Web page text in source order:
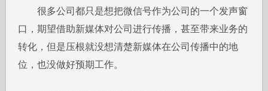
很多公司都只是想把微信号作为公司的一个发声窗
口，期望借助新媒体对公司进行传播，甚至带来业务的
转化，但是压根就没想清楚新媒体在公司传播中的地
位，也没做好预期工作。